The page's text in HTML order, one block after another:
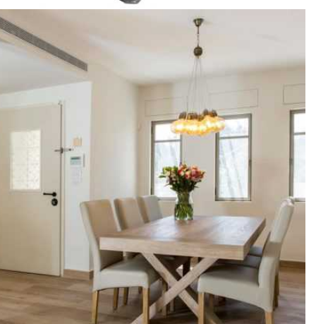
הוסף לרשימת המשאלות
ניתן לרכישה אונליין
נורת 125MM לד פילמנט גלוב שקוף
8W